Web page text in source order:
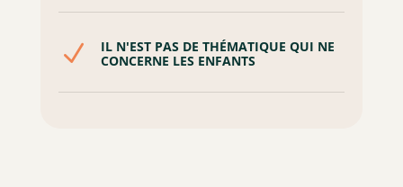
N
IL N'EST PAS DE THÉMATIQUE QUI NE
CONCERNE LES ENFANTS